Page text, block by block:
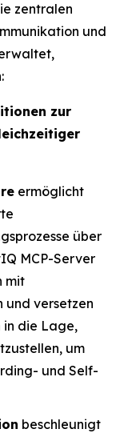
zentralen
und
zur
ermöglicht
über
MCP-Server
mit
und versetzen
in die Lage,
um
und Self-
beschleunigt